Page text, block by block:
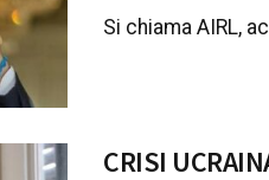
Si chiama AIRL,
CRISI